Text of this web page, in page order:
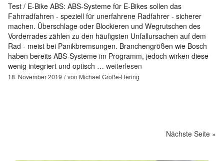
Test / E-Bike ABS: ABS-Systeme für E-Bikes sollen das
Fahrradfahren - speziell für unerfahrene Radfahrer - sicherer
machen. Überschlage oder Blockieren und Wegrutschen des
Vorderrades zählen zu den häufigsten Unfallursachen auf dem
Rad - meist bei Panikbremsungen. Branchengrößen wie Bosch
haben bereits ABS-Systeme im Programm, jedoch wirken diese
wenig integriert und optisch … weiterlesen
18. November 2019 von Michael Große-Hering
Nächste Seite »